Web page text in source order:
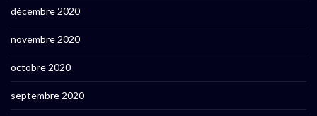
décembre 2020
novembre 2020
octobre 2020
septembre 2020